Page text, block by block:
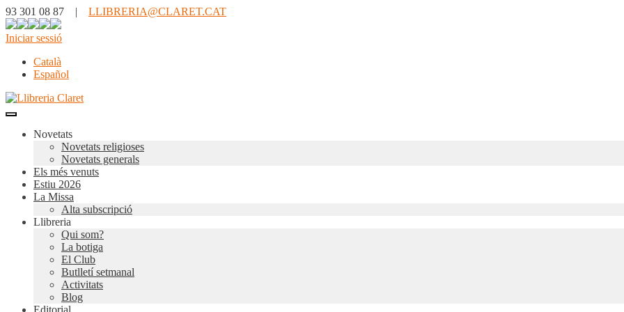
93 301 08 87 | LLIBRERIA@CLARET.CAT
Iniciar sessió
Català
Español
Novetats
Novetats religioses
Novetats generals
Els més venuts
Estiu 2026
La Missa
Alta subscripció
Llibreria
Qui som?
La botiga
El Club
Butlletí setmanal
Activitats
Blog
Editorial